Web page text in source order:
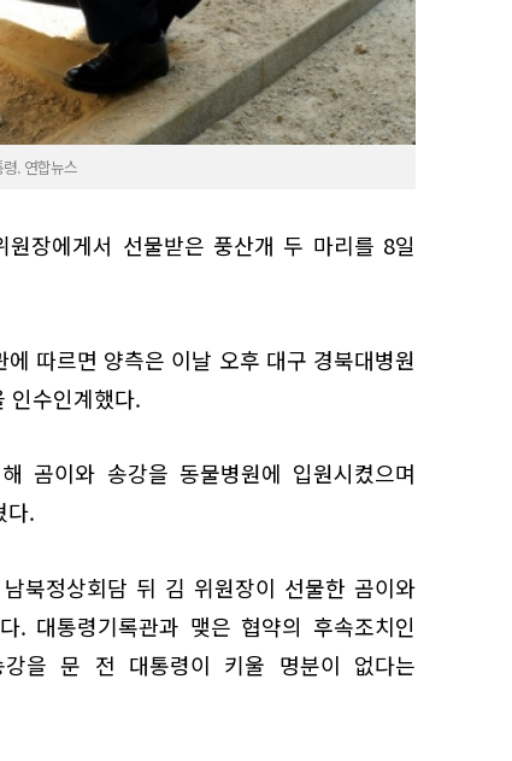
. 연합뉴스
장에게서 선물받은 풍산개 두 마리를 8일
따르면 양측은 이날 오후 대구 경북대병원
인수인계했다.
곰이와 송강을 동물병원에 입원시켰으며
다.
북정상회담 뒤 김 위원장이 선물한 곰이와
. 대통령기록관과 맺은 협약의 후속조치인
을 문 전 대통령이 키울 명분이 없다는